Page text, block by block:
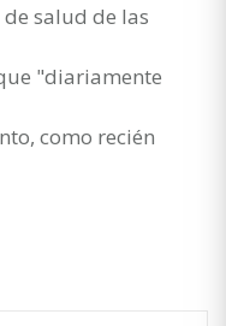
salud de las
"diariamente
como recién